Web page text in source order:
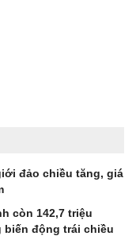
đảo chiều tăng, giá
còn 142,7 triệu
động trái chiều